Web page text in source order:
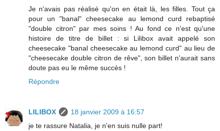
Je n'avais pas réalisé qu'on en était là, les filles. Tout ça
pour un "banal" cheesecake au lemond curd rebaptisé
"double citron" par mes soins ! Au fond ce n'est qu'une
histoire de titre de billet : si Lilibox avait appelé son
cheesecake "banal cheesecake au lemond curd" au lieu de
"cheesecake double citron de rêve", son billet n'aurait sans
doute pas eu le même succès !
Répondre
LILIBOX
18 janvier 2009 à 16:57
je te rassure Natalia, je n'en suis nulle part!